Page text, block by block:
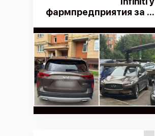
фармпредприятия за ...